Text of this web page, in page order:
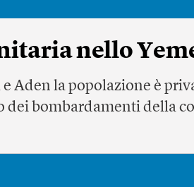
nello
Aden la popolazione è
dei bombardamenti della